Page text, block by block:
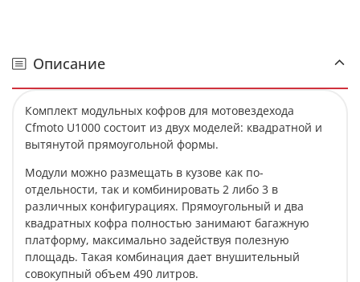
Описание
Комплект модульных кофров для мотовездехода
Cfmoto U1000 состоит из двух моделей: квадратной и
вытянутой прямоугольной формы.
Модули можно размещать в кузове как по-
отдельности, так и комбинировать 2 либо 3 в
различных конфигурациях. Прямоугольный и два
квадратных кофра полностью занимают багажную
платформу, максимально задействуя полезную
площадь. Такая комбинация дает внушительный
совокупный объем 490 литров.